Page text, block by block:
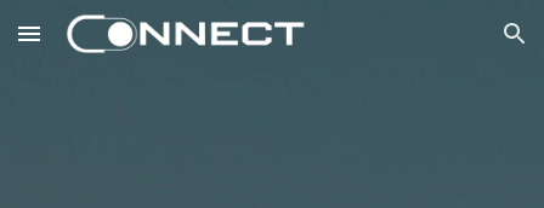
Skip to main content Skip to navigation